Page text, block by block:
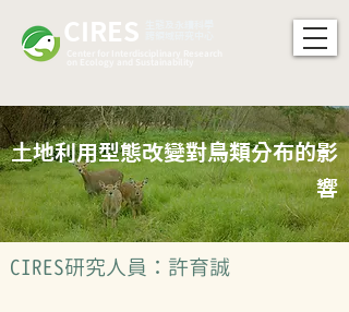
CIRES
土地利用型態改變對鳥類分布的影
響
CIRES研究⼈員：許育誠